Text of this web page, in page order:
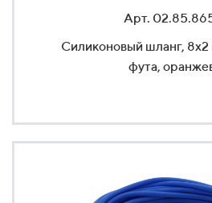
Арт.
Силиконовый шланг, 8x2
фута,